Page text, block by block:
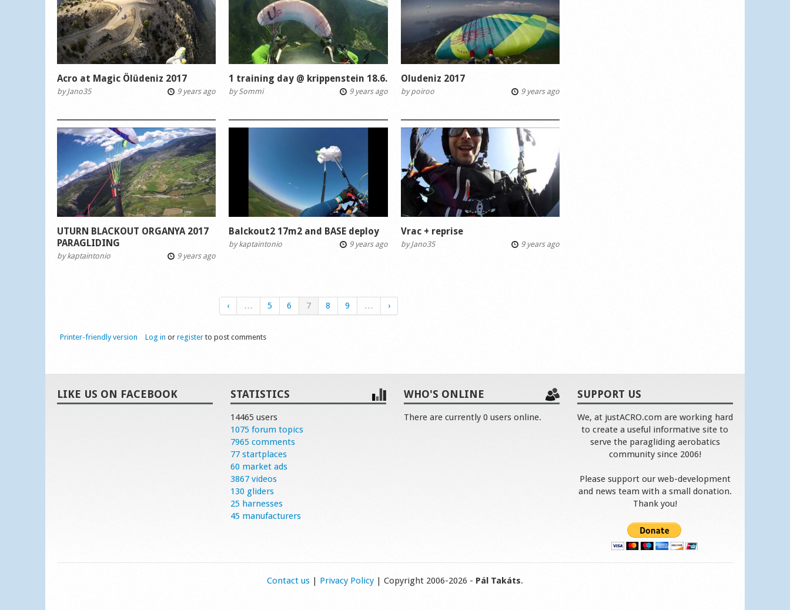
Acro at Magic Ölüdeniz 2017
byJano35 9 years ago
1 training day @ krippenstein 18.6.
bySommi 9 years ago
Oludeniz 2017
bypoiroo 9 years ago
UTURN BLACKOUT ORGANYA 2017
PARAGLIDING
bykaptaintonio 9 years ago
Balckout2 17m2 and BASE deploy
bykaptaintonio 9 years ago
Vrac + reprise
byJano35 9 years ago
‹ … 5 6 7 8 9 … ›
Printer-friendly version Log in or register to post comments
LIKE US ON FACEBOOK STATISTICS
14465 users
1075 forum topics
7965 comments
77 startplaces
60 market ads
3867 videos
130 gliders
25 harnesses
45 manufacturers
WHO'S ONLINE
There are currently 0 users online.
SUPPORT US
We, at justACRO.com are working hard
to create a useful informative site to
serve the paragliding aerobatics
community since 2006!
Please support our web-development
and news team with a small donation.
Thank you!
Contact us Privacy Policy | Copyright 2006-2026 - Pál Takáts.